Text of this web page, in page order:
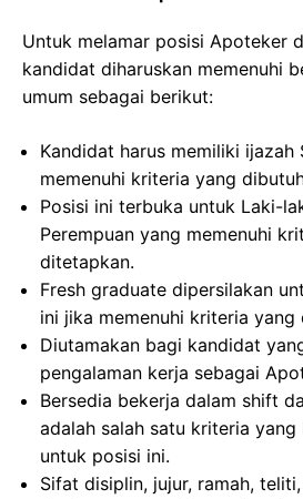
Untuk melamar posisi Apoteker
kandidat diharuskan memenuhi
umum sebagai berikut:
Kandidat harus memiliki ijazah
memenuhi kriteria yang
Posisi ini terbuka untuk Laki-
Perempuan yang memenuhi
ditetapkan.
Fresh graduate dipersilakan
ini jika memenuhi kriteria yang
Diutamakan bagi kandidat
pengalaman kerja sebagai
Bersedia bekerja dalam shift
adalah salah satu kriteria yang
untuk posisi ini.
Sifat disiplin, jujur, ramah,